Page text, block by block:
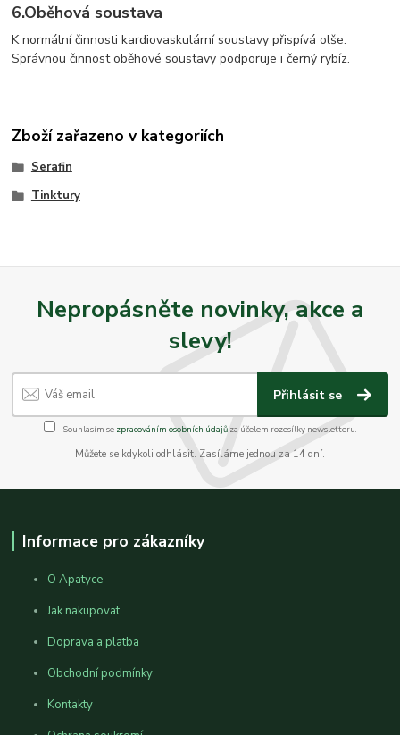
6.Oběhová soustava
K normální činnosti kardiovaskulární soustavy přispívá olše.
Správnou činnost oběhové soustavy podporuje i černý rybíz.
Zboží zařazeno v kategoriích
Serafin
Tinktury
Nepropásněte novinky, akce a
slevy!
Přihlásit se
Souhlasím se zpracováním osobních údajůza účelem rozesílky newsletteru.
Můžete se kdykoli odhlásit. Zasíláme jednou za 14 dní.
Informace pro zákazníky
O Apatyce
Jak nakupovat
Doprava a platba
Obchodní podmínky
Kontakty